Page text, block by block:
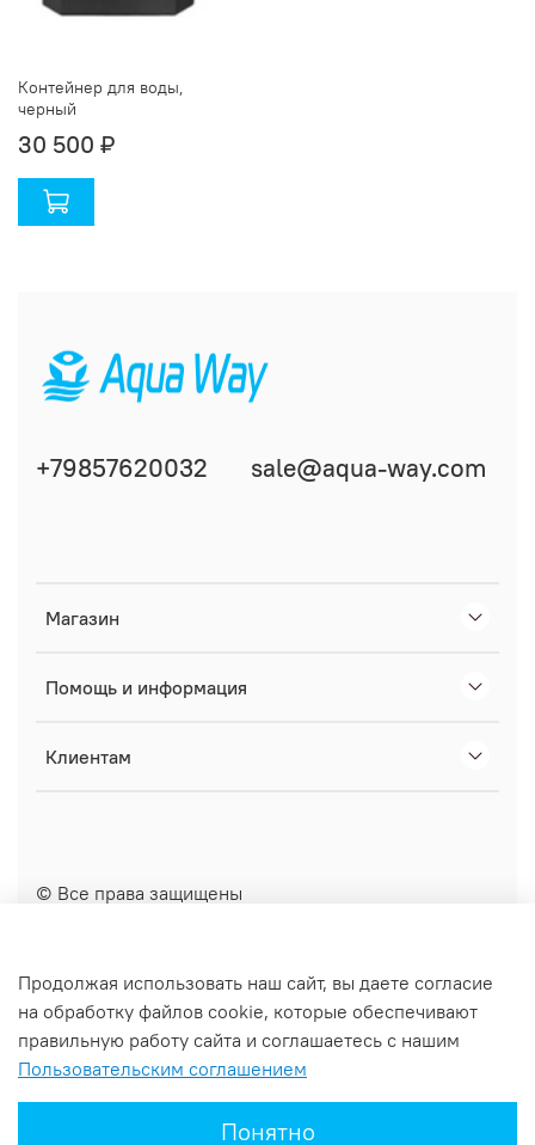
Контейнер для воды,
черный
30 500 ₽
Магазин
Помощь и информация
Клиентам
+79857620032 sale@aqua-way.com
© Все права защищены
публичной офертой, определяемой положениями
Статьи 437 (2) Гражданского кодекса Российской
Федерации.
Продолжая использовать наш сайт, вы даете согласие
на обработку файлов cookie, которые обеспечивают
правильную работу сайта и соглашаетесь с нашим
Пользовательским соглашением
Понятно